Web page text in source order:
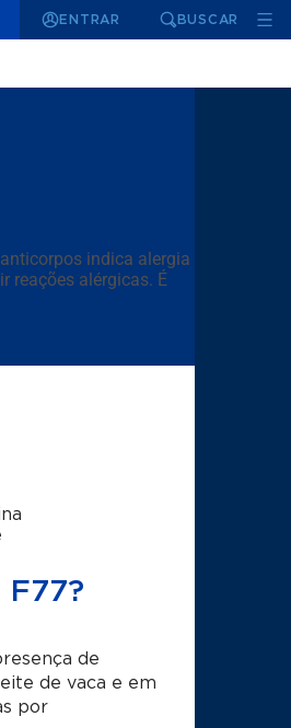
ENTRAR BUSCAR
indica alergia a
reações alérgicas. É
de
de vaca e em
por